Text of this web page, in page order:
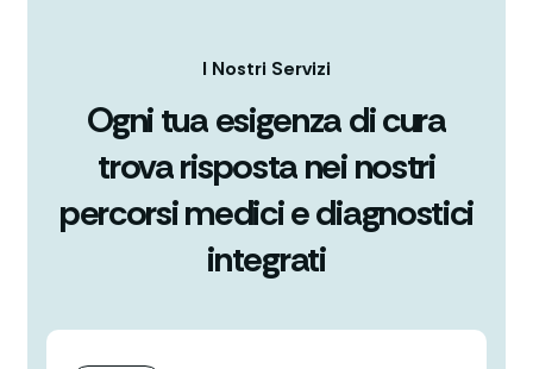
I Nostri Servizi
Ogni tua esigenza di cura
trova risposta nei nostri
percorsi medici e diagnostici
integrati